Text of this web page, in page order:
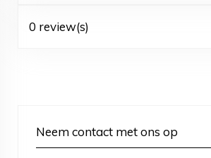
0 review(s)
Neem contact met ons op